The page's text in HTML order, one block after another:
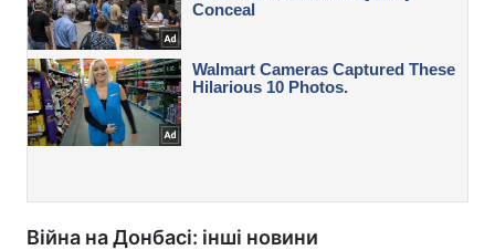
Війна на Донбасі: інші новини